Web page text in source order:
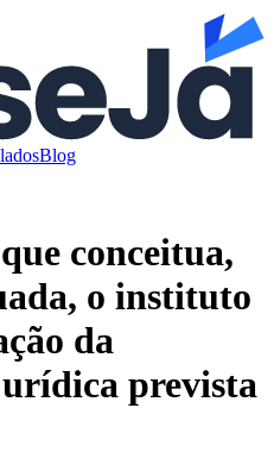
Blog
conceitua,
o instituto
da
prevista